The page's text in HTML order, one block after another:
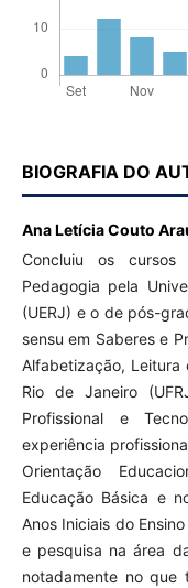
BIOGRAFIA DO
Ana Letícia Couto
Concluiu os
Pedagogia pela
(UERJ) e o de pós-
sensu em Saberes e
Alfabetização, Leitura
Rio de Janeiro
Profissional e
experiência
Orientação
Educação Básica e
Anos Iniciais do
e pesquisa na área
notadamente no que